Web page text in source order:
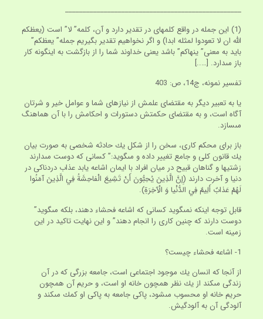
__________________________________________________
(1) اين جمله در واقع كلمه‏اى در تقدير دارد و آن، كلمه” لا” است (يعظكم
اللَّه ان لا تعودوا لمثله ابدا) و اگر نخواهيم تقدير بگيريم جمله” يعظكم”
بايد به معنى” ينهاكم” باشد يعنى خداوند شما را از بازگشت به اينگونه كار
باز مى‏دارد. […..]
تفسير نمونه، ج‏14، ص: 403
يا به تعبير ديگر به مقتضاى علمش از نيازهاى شما و عوامل خير و شرتان
آگاه است، و به مقتضاى حكمتش دستورات و احكامش را با آن هماهنگ
مى‏سازد.
باز براى محكم كارى، سخن را از شكل يك حادثه شخصى به صورت بيان
يك قانون كلى و جامع تغيير داده و مى‏گويد:” كسانى كه دوست مى‏دارند
زشتيها و گناهان قبيح در ميان افراد با ايمان اشاعه يابد عذاب دردناكى در
دنيا و آخرت دارند (إِنَّ الَّذِينَ يُحِبُّونَ أَنْ تَشِيعَ الْفاحِشَةُ فِي الَّذِينَ آمَنُوا
لَهُمْ عَذابٌ أَلِيمٌ فِي الدُّنْيا وَ الْآخِرَةِ).
قابل توجه اينكه نمى‏گويد كسانى كه اشاعه فحشاء دهند، بلكه مى‏گويد”
دوست دارند كه چنين كارى را انجام دهند” و اين نهايت تاكيد در اين
زمينه است.
1- اشاعه فحشاء چيست؟
از آنجا كه انسان يك موجود اجتماعى است، جامعه بزرگى كه در آن
زندگى مى‏كند از يك نظر همچون خانه او است، و حريم آن همچون
حريم خانه او محسوب مى‏شود، پاكى جامعه به پاكى او كمك مى‏كند و
آلودگى آن به آلودگيش.